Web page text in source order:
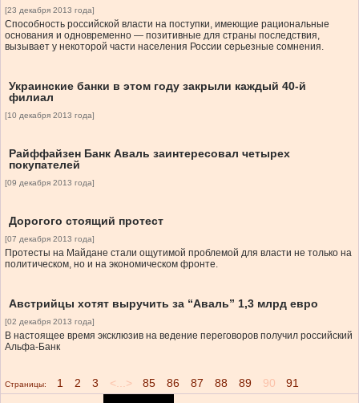
[23 декабря 2013 года]
Способность российской власти на поступки, имеющие рациональные
основания и одновременно — позитивные для страны последствия,
вызывает у некоторой части населения России серьезные сомнения.
Украинские банки в этом году закрыли каждый 40-й
филиал
[10 декабря 2013 года]
Райффайзен Банк Аваль заинтересовал четырех
покупателей
[09 декабря 2013 года]
Дорогого стоящий протест
[07 декабря 2013 года]
Протесты на Майдане стали ощутимой проблемой для власти не только на
политическом, но и на экономическом фронте.
Австрийцы хотят выручить за “Аваль” 1,3 млрд евро
[02 декабря 2013 года]
В настоящее время эксклюзив на ведение переговоров получил российский
Альфа-Банк
Страницы: 1 2 3 <...> 85 86 87 88 89 90 91